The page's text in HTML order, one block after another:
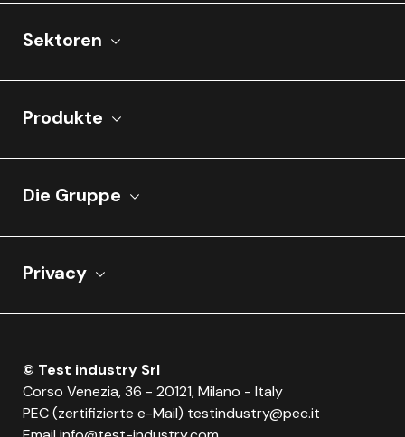
Sektoren
Produkte
Die Gruppe
Privacy
© Test industry Srl
Corso Venezia, 36 - 20121, Milano - Italy
PEC (zertifizierte e-Mail) testindustry@pec.it